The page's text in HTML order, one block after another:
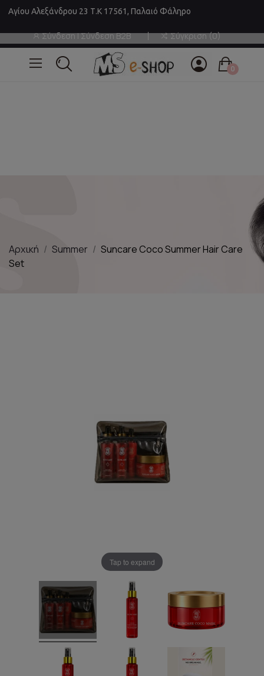
Αγίου Αλεξάνδρου 23 Τ.Κ 17561, Παλαιό Φάληρο
Σύνδεση | Σύνδεση B2B Σύγκριση 0
0
Αρχική Summer
Suncare Coco Summer Hair Care
Set
Tap to expand